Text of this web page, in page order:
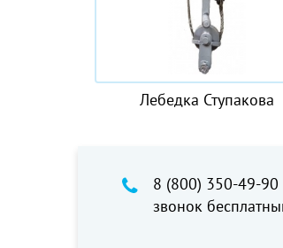
Крюковая
8 (800) 350-49-90
звонок